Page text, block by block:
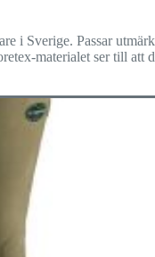
i Sverige. Passar
materialet ser till att